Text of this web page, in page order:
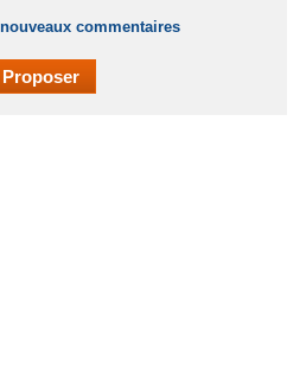
commentaires